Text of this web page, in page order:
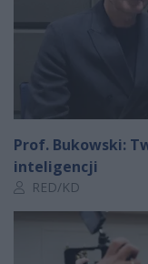
Prof. Bukowski:
inteligencji
Autor artykułu:
RED/KD